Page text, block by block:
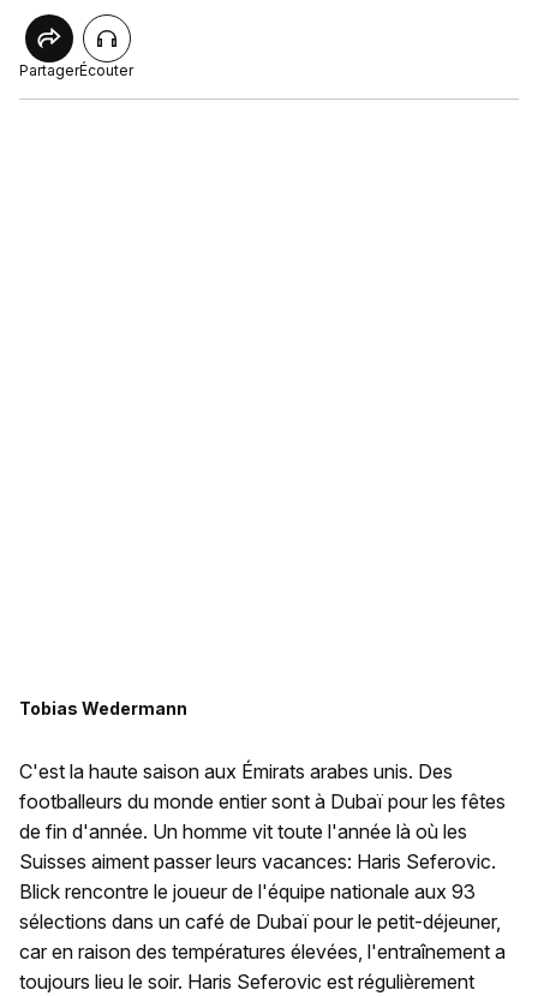
PartagerÉcouter
Tobias Wedermann
C'est la haute saison aux Émirats arabes unis. Des
footballeurs du monde entier sont à Dubaï pour les fêtes
de fin d'année. Un homme vit toute l'année là où les
Suisses aiment passer leurs vacances: Haris Seferovic.
Blick rencontre le joueur de l'équipe nationale aux 93
sélections dans un café de Dubaï pour le petit-déjeuner,
car en raison des températures élevées, l'entraînement a
toujours lieu le soir. Haris Seferovic est régulièrement